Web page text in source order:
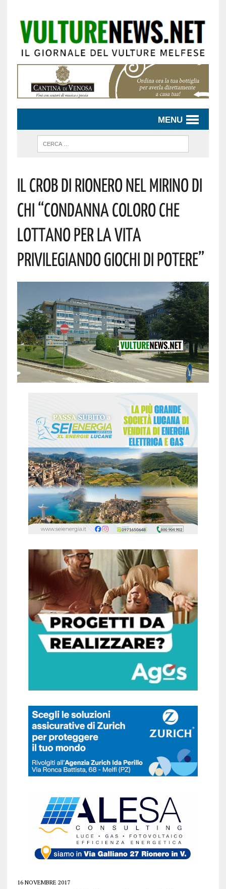
MENU
IL CROB DI RIONERO NEL MIRINO DI
CHI “CONDANNA COLORO CHE
LOTTANO PER LA VITA
PRIVILEGIANDO GIOCHI DI POTERE”
16 NOVEMBRE 2017